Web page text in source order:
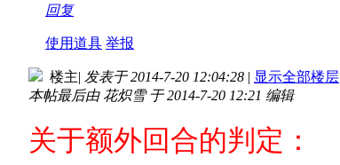
回复
使用道具 举报
楼主| 发表于 2014-7-20 12:04:28 | 显示全部楼层
本帖最后由 花炽雪 于 2014-7-20 12:21 编辑
关于额外回合的判定：